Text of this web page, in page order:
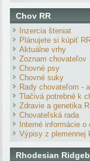
Chov RR
Inzercia šteniat
Plánujete si kúpiť
Aktuálne vrhy
Zoznam chovateľov
Chovné psy
Chovné suky
Rady chovateľom -
Tlačivá potrebné k
Zdravie a genetika
Chovateľská rada
Interné informácie o
Výpisy z plemennej
Rhodesian